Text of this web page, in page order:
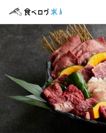
ログイン
食べログ求人TOP
求人検索
マイページ管理
正社員 炭火焼肉 川上
店長候補・マネ
店長候補・マネージャー
月給230,000円〜
ボーナス・賞与あり 昇給あり 交通費